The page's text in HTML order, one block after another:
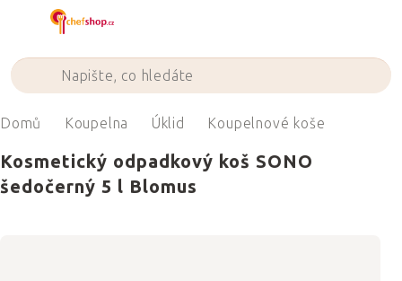
Domů Koupelna Úklid Koupelnové koše
Kosmetický odpadkový koš SONO
šedočerný 5 l Blomus